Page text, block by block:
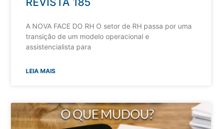
A NOVA FACE DO RH O setor de RH passa por uma
transição de um modelo operacional e
assistencialista para
LEIA MAIS